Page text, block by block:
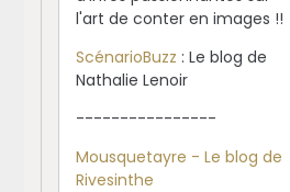
l'art de conter en images !!
ScénarioBuzz : Le blog de
Nathalie Lenoir
----------------
Mousquetayre - Le blog de
Rivesinthe